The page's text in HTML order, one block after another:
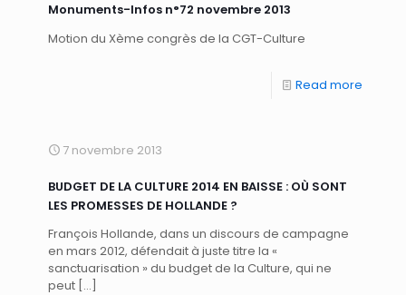
Monuments-Infos n°72 novembre 2013
Motion du Xème congrès de la CGT-Culture
Read more
7 novembre 2013
BUDGET DE LA CULTURE 2014 EN BAISSE : OÙ SONT
LES PROMESSES DE HOLLANDE ?
François Hollande, dans un discours de campagne
en mars 2012, défendait à juste titre la «
sanctuarisation » du budget de la Culture, qui ne
peut […]